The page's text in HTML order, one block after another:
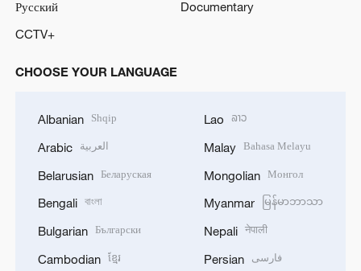
Русский
Documentary
CCTV+
CHOOSE YOUR LANGUAGE
Albanian Shqip
Arabic العربية
Belarusian Беларуская
Bengali বাংলা
Bulgarian Български
Cambodian ខ្មែរ
Lao ລາວ
Malay Bahasa Melayu
Mongolian Монгол
Myanmar မြန်မာဘာသာ
Nepali नेपाली
Persian فارسی